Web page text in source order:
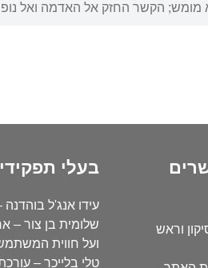
הקשר החזק אל האדמה ואל נופי
וראש
בעלי
עידו אנג'ל
שלומית בן צור –
ועל חווית
טלי בלייכר –